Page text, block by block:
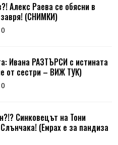
Алекс Раева се обясни в
(СНИМКИ)
0
Ивана РАЗТЪРСИ с истината
от сестри – ВИЖ ТУК)
0
Синковецът на Тони
(Емрах е за пандиза